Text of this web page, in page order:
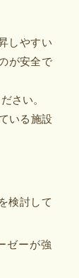
しやすい
が安全で
さい。
いる施設
検討して
ゼーが強